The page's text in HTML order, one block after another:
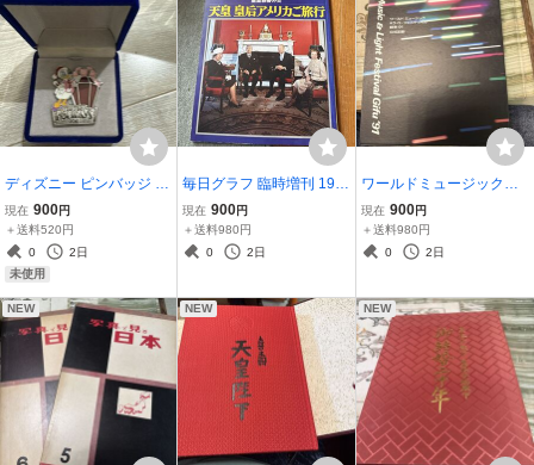
ディズニー ピンバッジ 20
12年 ホリデー デイジーダ
ック ケース付き
現在 900円
＋送料520円
0
2日
未使用
毎日グラフ 臨時増刊 197
5年10月31日発行 天皇皇
后アメリカご旅行
現在 900円
＋送料980円
0
2日
ワールドミュージック＆
ライトフェスティバル岐
阜'91 公式記録 パンフレ
ット
現在 900円
＋送料980円
0
2日
NEW NEW NEW